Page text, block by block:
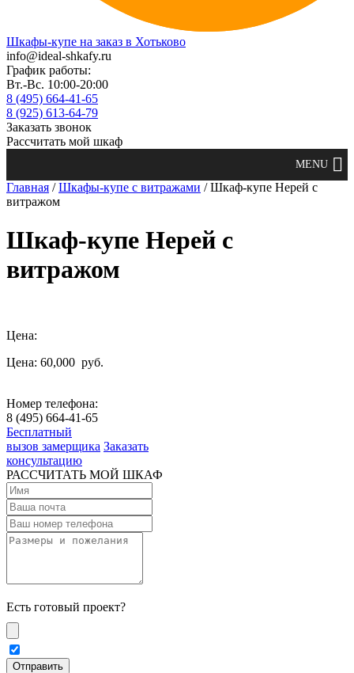
Шкафы-купе на заказ в Хотьково
info@ideal-shkafy.ru
График работы:
Вт.-Вс. 10:00-20:00
8 (495) 664-41-65
8 (925) 613-64-79
Заказать звонок
Рассчитать мой шкаф
Главная /Шкафы-купе с витражами / Шкаф-купе Нерей с
витражом
Шкаф-купе Нерей с
витражом
Цена:
Цена: 60,000 руб.
Номер телефона:
8 (495) 664-41-65
Бесплатный
вызов замерщика Заказать
консультацию
РАССЧИТАТЬ МОЙ ШКАФ
Есть готовый проект?